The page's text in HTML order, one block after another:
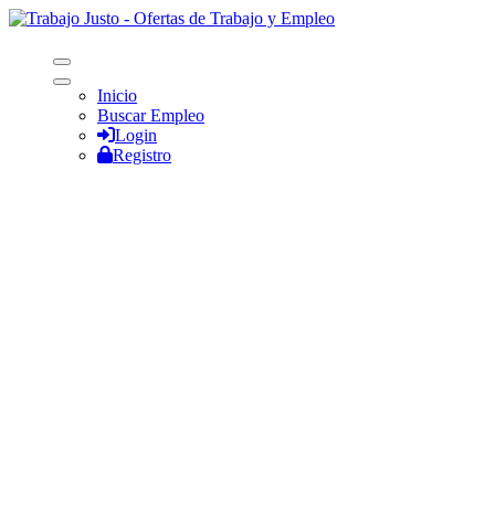
Inicio
Buscar Empleo
Login
Registro